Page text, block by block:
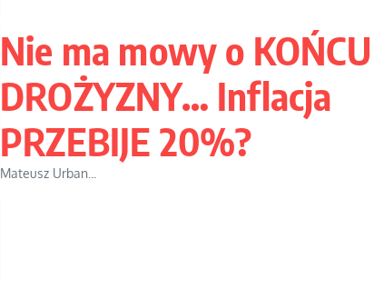
Nie ma mowy o KOŃCU
DROŻYZNY… Inflacja
PRZEBIJE 20%?
Mateusz Urban...